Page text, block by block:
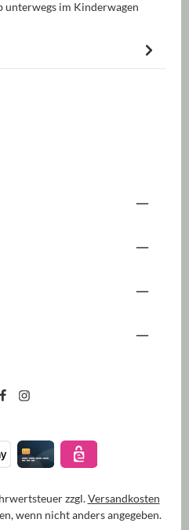
unterwegs im Kinderwagen
zzgl.Versandkosten
wenn nicht anders angegeben.